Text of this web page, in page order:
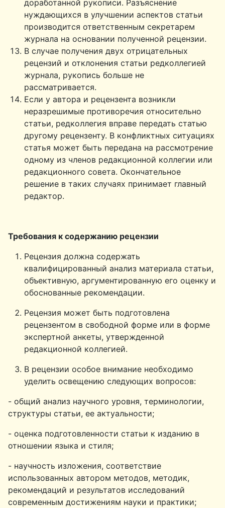
доработанной рукописи. Разъяснение
нуждающихся в улучшении аспектов статьи
производится ответственным секретарем
журнала на основании полученной рецензии.
В случае получения двух отрицательных
рецензий и отклонения статьи редколлегией
журнала, рукопись больше не
рассматривается.
Если у автора и рецензента возникли
неразрешимые противоречия относительно
статьи, редколлегия вправе передать статью
другому рецензенту. В конфликтных ситуациях
статья может быть передана на рассмотрение
одному из членов редакционной коллегии или
редакционного совета. Окончательное
решение в таких случаях принимает главный
редактор.
Требования к содержанию рецензии
Рецензия должна содержать
квалифицированный анализ материала статьи,
объективную, аргументированную его оценку и
обоснованные рекомендации.
Рецензия может быть подготовлена
рецензентом в свободной форме или в форме
экспертной анкеты, утвержденной
редакционной коллегией.
В рецензии особое внимание необходимо
уделить освещению следующих вопросов:
- общий анализ научного уровня, терминологии,
структуры статьи, ее актуальности;
- оценка подготовленности статьи к изданию в
отношении языка и стиля;
- научность изложения, соответствие
использованных автором методов, методик,
рекомендаций и результатов исследований
современным достижениям науки и практики;